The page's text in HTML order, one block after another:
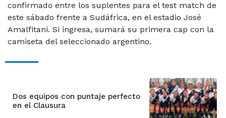
confirmado entre los suplentes para el test match de
este sábado frente a Sudáfrica, en el estadio José
Amalfitani. Si ingresa, sumará su primera cap con la
camiseta del seleccionado argentino.
Dos equipos con puntaje perfecto
en el Clausura